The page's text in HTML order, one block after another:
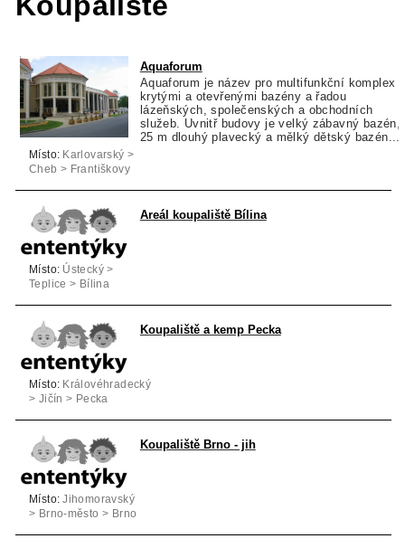
Aquaforum
Aquaforum je název pro multifunkční komplex
krytými a otevřenými bazény a řadou
lázeňských, společenských a obchodních
služeb. Uvnitř budovy je velký zábavný bazén,
25 m dlouhý plavecký a mělký dětský bazén....
Místo: Karlovarský >
Cheb > Františkovy
Areál koupaliště Bílina
Místo: Ústecký >
Teplice > Bílina
Koupaliště a kemp Pecka
Místo: Královéhradecký
> Jičín > Pecka
Koupaliště Brno - jih
Místo: Jihomoravský
> Brno-město > Brno